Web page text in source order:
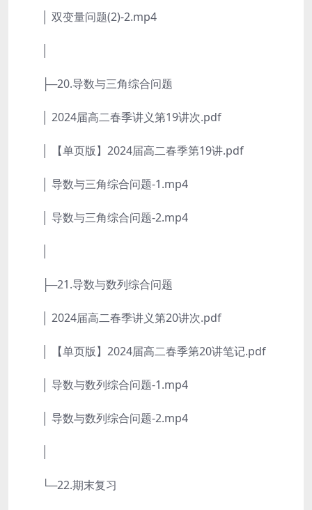
│ 双变量问题(2)-2.mp4
├─20.导数与三角综合问题
│ 2024届高二春季讲义第19讲次.pdf
│ 【单页版】2024届高二春季第19讲.pdf
│ 导数与三角综合问题-1.mp4
│ 导数与三角综合问题-2.mp4
├─21.导数与数列综合问题
│ 2024届高二春季讲义第20讲次.pdf
│ 【单页版】2024届高二春季第20讲笔记.pdf
│ 导数与数列综合问题-1.mp4
│ 导数与数列综合问题-2.mp4
└─22.期末复习